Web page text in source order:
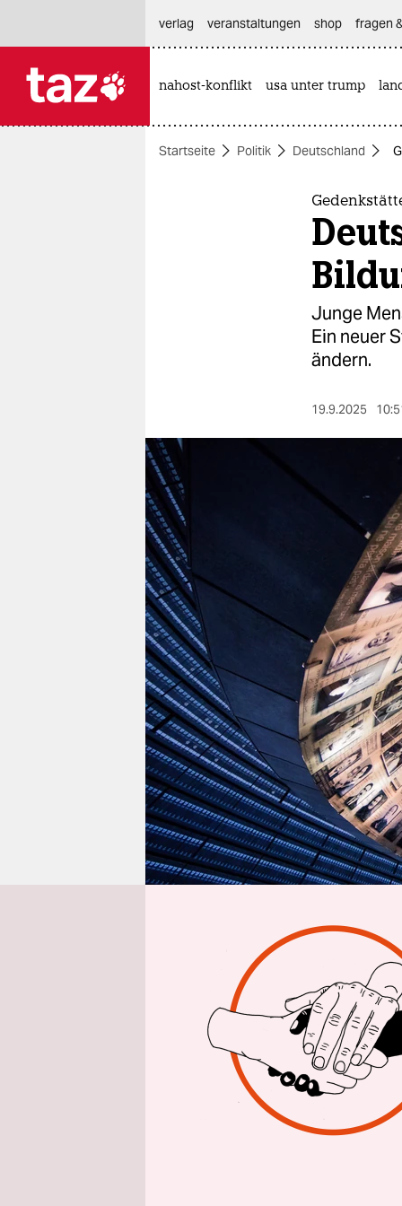
themen
nord
wahrheit
verlag
verlag
veranstaltungen
shop
fragen & hilfe
unterstützen
abo
genossenschaft
epaper login
verlag
veranstaltungen shop fragen
nahost-konflikt usa unter trump
Startseite Politik Deutschland
Junge
Ein neuer
ändern.
19.9.2025
Aus Berlin
Wie
jüngeren